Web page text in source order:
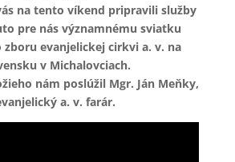
na tento víkend pripravili služby
pre nás významnému sviatku
zboru evanjelickej cirkvi a. v. na
v Michalovciach.
nám poslúžil Mgr. Ján Meňky,
a. v. farár.